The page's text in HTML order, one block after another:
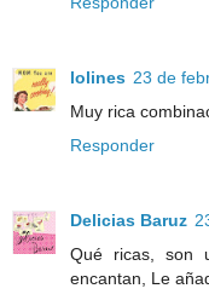
lolines 23 de
Muy rica
Responder
Delicias Baruz
Qué ricas, son
encantan, Le